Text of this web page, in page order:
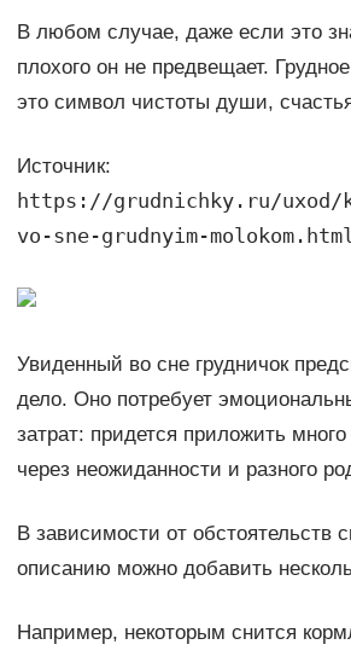
В любом случае, даже если это
плохого он не предвещает.
это символ чистоты души,
Источник:
https://grudnichky.ru/uxod/
vo-sne-grudnyim-molokom.html
Увиденный во сне грудничок
дело. Оно потребует
затрат: придется приложить
через неожиданности и разного
В зависимости от обстоятельств
описанию можно добавить
Например, некоторым снится